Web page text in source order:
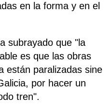
en la forma y en el
subrayado que "la
es que las obras
están paralizadas sine
por hacer un
tren".